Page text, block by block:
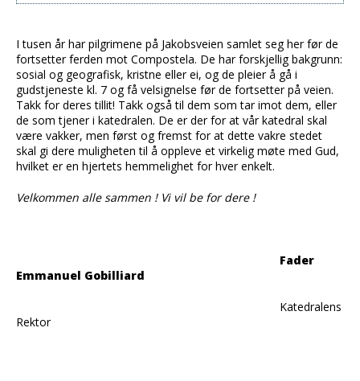
I tusen år har pilgrimene på Jakobsveien samlet seg her før de
fortsetter ferden mot Compostela. De har forskjellig bakgrunn:
sosial og geografisk, kristne eller ei, og de pleier å gå i
gudstjeneste kl. 7 og få velsignelse før de fortsetter på veien.
Takk for deres tillit! Takk også til dem som tar imot dem, eller
de som tjener i katedralen. De er der for at vår katedral skal
være vakker, men først og fremst for at dette vakre stedet
skal gi dere muligheten til å oppleve et virkelig møte med Gud,
hvilket er en hjertets hemmelighet for hver enkelt.
Velkommen alle sammen ! Vi vil be for dere !
Fader
Emmanuel Gobilliard
Katedralens
Rektor